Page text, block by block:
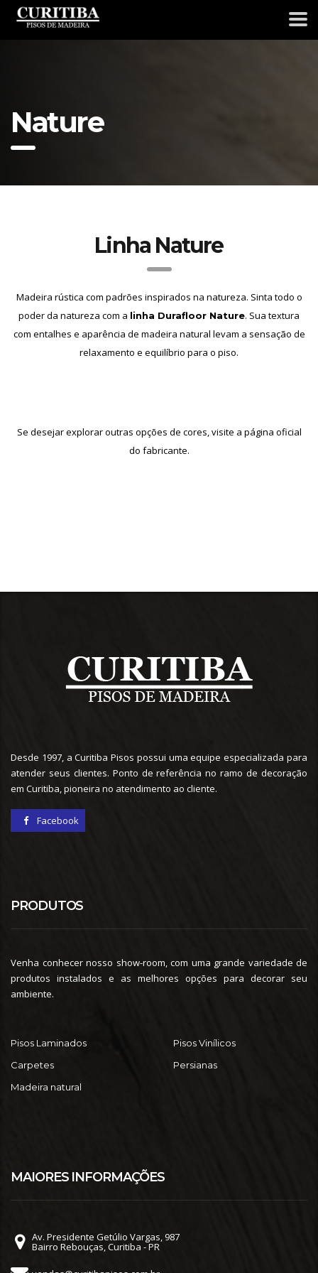
Nature
Linha Nature
Madeira rústica com padrões inspirados na natureza. Sinta todo o
poder da natureza com a linha Durafloor Nature. Sua textura
com entalhes e aparência de madeira natural levam a sensação de
relaxamento e equilíbrio para o piso.
Se desejar explorar outras opções de cores, visite a página oficial
do fabricante.
Desde 1997, a Curitiba Pisos possui uma equipe especializada para
atender seus clientes. Ponto de referência no ramo de decoração
em Curitiba, pioneira no atendimento ao cliente.
Facebook
PRODUTOS
Venha conhecer nosso show-room, com uma grande variedade de
produtos instalados e as melhores opções para decorar seu
ambiente.
Pisos Laminados
Pisos Vinílicos
Carpetes
Persianas
Madeira natural
MAIORES INFORMAÇÕES
Av. Presidente Getúlio Vargas, 987
Bairro Rebouças, Curitiba - PR